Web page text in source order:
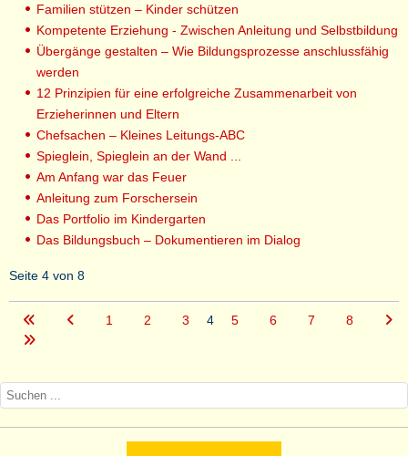
Familien stützen – Kinder schützen
Kompetente Erziehung - Zwischen Anleitung und Selbstbildung
Übergänge gestalten – Wie Bildungsprozesse anschlussfähig
werden
12 Prinzipien für eine erfolgreiche Zusammenarbeit von
Erzieherinnen und Eltern
Chefsachen – Kleines Leitungs-ABC
Spieglein, Spieglein an der Wand ...
Am Anfang war das Feuer
Anleitung zum Forschersein
Das Portfolio im Kindergarten
Das Bildungsbuch – Dokumentieren im Dialog
Seite 4 von 8
1 2 3 4 5 6 7 8